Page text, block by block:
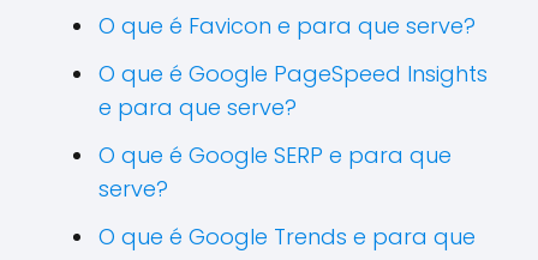
O que é Favicon e para que serve?
O que é Google PageSpeed Insights
e para que serve?
O que é Google SERP e para que
serve?
O que é Google Trends e para que